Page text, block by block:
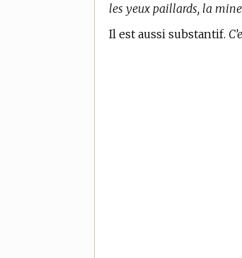
les yeux paillards, la
Il est aussi substantif.